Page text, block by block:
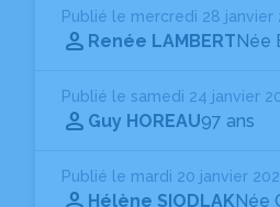
Publié le mercredi 28 janvier
Renée LAMBERTNée
Publié le samedi 24 janvier
Guy HOREAU97 ans
Publié le mardi 20 janvier
Hélène SIODLAKNée